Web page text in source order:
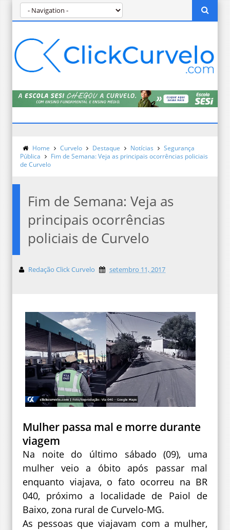
Home Curvelo Destaque Notícias
Segurança
Pública
Fim de Semana: Veja as principais ocorrências policiais
de Curvelo
Fim de Semana: Veja as
principais ocorrências
policiais de Curvelo
Redação Click Curvelo setembro 11, 2017
Mulher passa mal e morre durante
viagem
Na noite do último sábado (09), uma
mulher veio a óbito após passar mal
enquanto viajava, o fato ocorreu na BR
040, próximo a localidade de Paiol de
Baixo, zona rural de Curvelo-MG.
As pessoas que viajavam com a mulher,